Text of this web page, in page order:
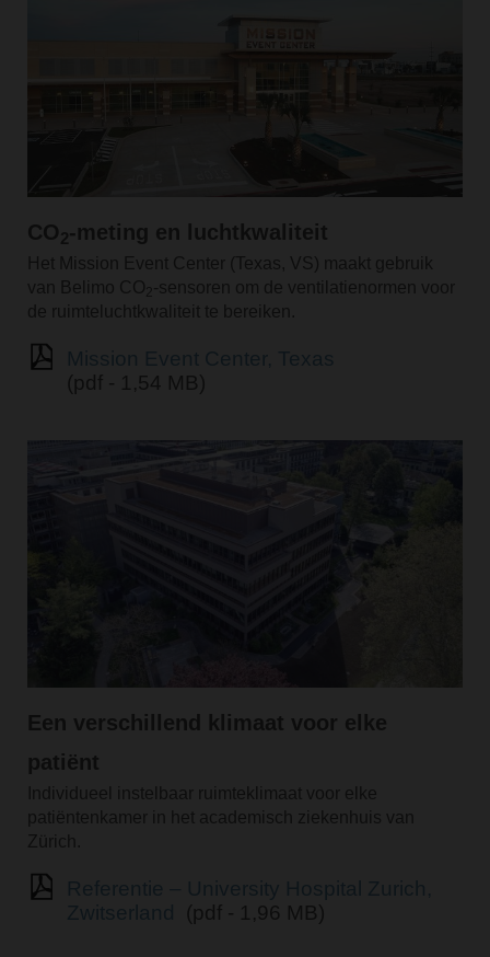
CO2-meting en luchtkwaliteit
Het Mission Event Center (Texas, VS) maakt gebruik
van Belimo CO -sensoren om de ventilatienormen voor
de ruimteluchtkwaliteit te bereiken.
(pdf - 1,54 MB)
Een verschillend klimaat voor elke
patiënt
Individueel instelbaar ruimteklimaat voor elke
patiëntenkamer in het academisch ziekenhuis van
Zürich.
(pdf - 1,96 MB)